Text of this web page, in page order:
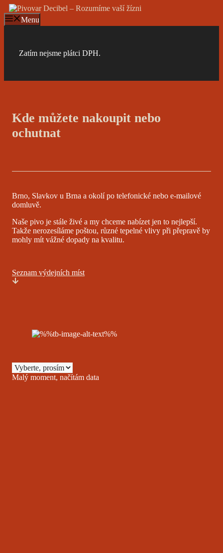
Přeskočit
na
obsah
Menu
Zatím nejsme plátci DPH.
Kde můžete nakoupit nebo
ochutnat
Brno, Slavkov u Brna a okolí po telefonické nebo e-mailové
domluvě.
Naše pivo je stále živé a my chceme nabízet jen to nejlepší.
Takže nerozesíláme poštou, různé tepelné vlivy při přepravě by
mohly mít vážné dopady na kvalitu.
Seznam výdejních míst
Malý moment, načítám data